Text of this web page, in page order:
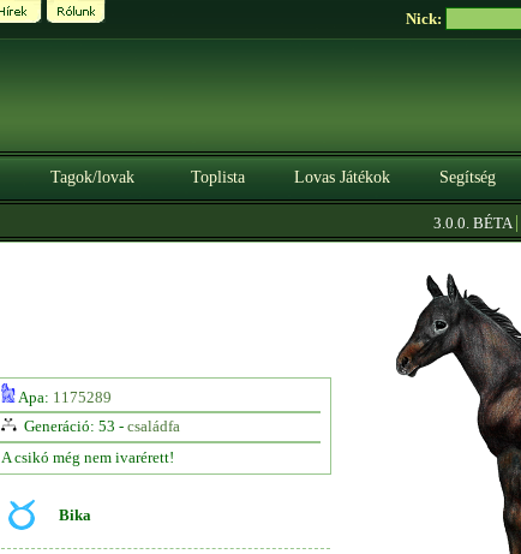
Nick:
Tagok/lovak Toplista Lovas Játékok Segítség
3.0.0. BÉTA|
Apa: 1175289
Generáció: 53 - családfa
A csikó még nem ivarérett!
Bika